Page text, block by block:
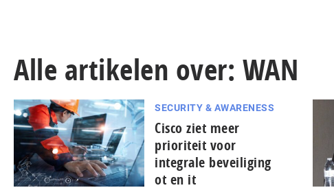
Alle artikelen over: WAN
SECURITY & AWARENESS
Cisco ziet meer
prioriteit voor
integrale beveiliging
ot en it